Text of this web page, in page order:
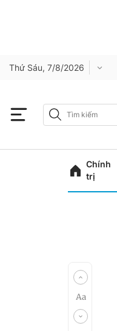
Thứ Sáu, 7/8/2026
Chính
trị